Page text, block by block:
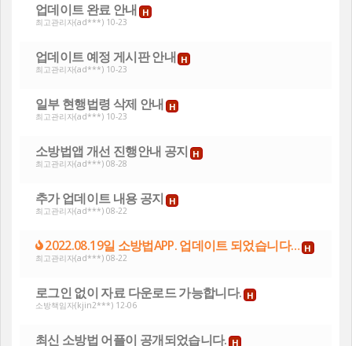
업데이트 완료 안내 H
최고관리자(ad***) 10-23
업데이트 예정 게시판 안내 H
최고관리자(ad***) 10-23
일부 현행법령 삭제 안내 H
최고관리자(ad***) 10-23
소방법앱 개선 진행안내 공지 H
최고관리자(ad***) 08-28
추가 업데이트 내용 공지 H
최고관리자(ad***) 08-22
2022.08.19일 소방법APP. 업데이트 되었습니다… H
최고관리자(ad***) 08-22
로그인 없이 자료 다운로드 가능합니다. H
소방책임자(kjin2***) 12-06
최신 소방법 어플이 공개되었습니다. H